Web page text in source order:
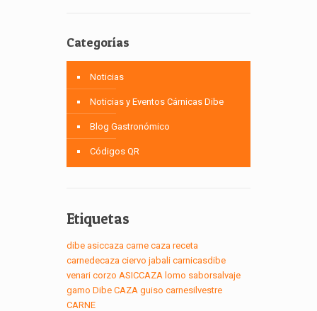
Categorías
Noticias
Noticias y Eventos Cárnicas Dibe
Blog Gastronómico
Códigos QR
Etiquetas
dibe asiccaza carne caza receta
carnedecaza ciervo jabali carnicasdibe
venari corzo ASICCAZA lomo saborsalvaje
gamo Dibe CAZA guiso carnesilvestre
CARNE